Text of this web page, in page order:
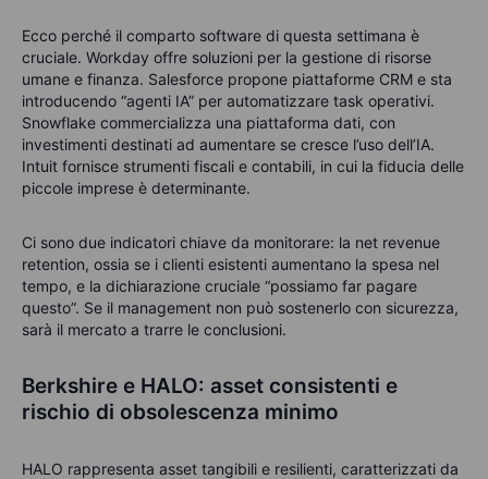
Ecco perché il comparto software di questa settimana è
cruciale. Workday offre soluzioni per la gestione di risorse
umane e finanza. Salesforce propone piattaforme CRM e sta
introducendo “agenti IA” per automatizzare task operativi.
Snowflake commercializza una piattaforma dati, con
investimenti destinati ad aumentare se cresce l’uso dell’IA.
Intuit fornisce strumenti fiscali e contabili, in cui la fiducia delle
piccole imprese è determinante.
Ci sono due indicatori chiave da monitorare: la net revenue
retention, ossia se i clienti esistenti aumentano la spesa nel
tempo, e la dichiarazione cruciale “possiamo far pagare
questo”. Se il management non può sostenerlo con sicurezza,
sarà il mercato a trarre le conclusioni.
Berkshire e HALO: asset consistenti e
rischio di obsolescenza minimo
HALO rappresenta asset tangibili e resilienti, caratterizzati da